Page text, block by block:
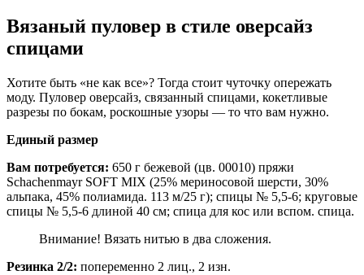
Вязаный пуловер в стиле оверсайз
спицами
Хотите быть «не как все»? Тогда стоит чуточку опережать
моду. Пуловер оверсайз, связанный спицами, кокетливые
разрезы по бокам, роскошные узоры — то что вам нужно.
Единый размер
Вам потребуется: 650 г бежевой (цв. 00010) пряжи
Schachenmayr SOFT MIX (25% мериносовой шерсти, 30%
альпака, 45% полиамида. 113 м/25 г); спицы № 5,5-6; круговые
спицы № 5,5-6 длиной 40 см; спица для кос или вспом. спица.
Внимание! Вязать нитью в два сложения.
Резинка 2/2: попеременно 2 лиц., 2 изн.